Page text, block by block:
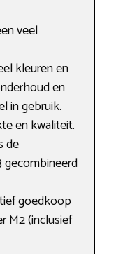
veel
kleuren en
en
in gebruik.
en kwaliteit.
de
gecombineerd
goedkoop
M2 (inclusief